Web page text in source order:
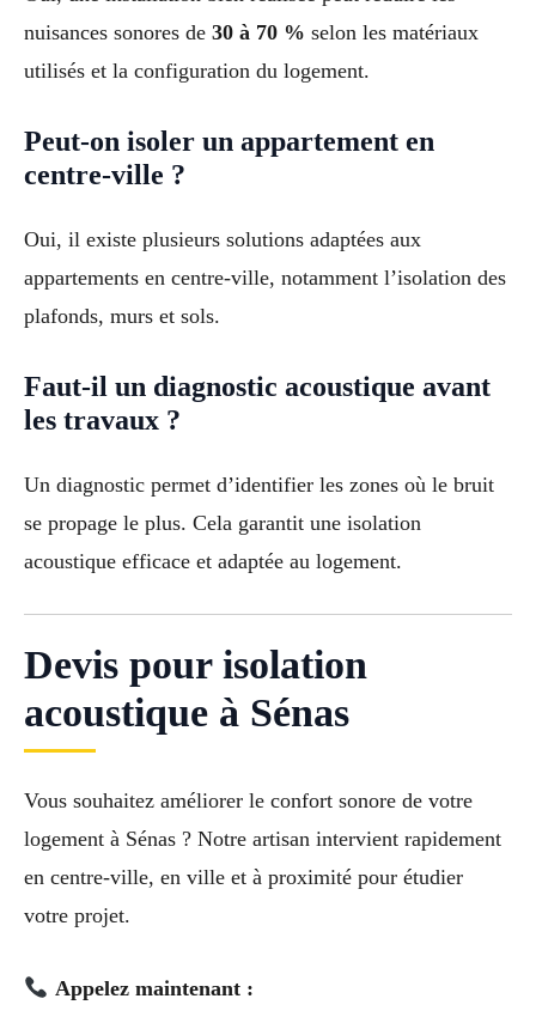
nuisances sonores de 30 à 70 % selon les matériaux
utilisés et la configuration du logement.
Peut-on isoler un appartement en
centre-ville ?
Oui, il existe plusieurs solutions adaptées aux
appartements en centre-ville, notamment l’isolation des
plafonds, murs et sols.
Faut-il un diagnostic acoustique avant
les travaux ?
Un diagnostic permet d’identifier les zones où le bruit
se propage le plus. Cela garantit une isolation
acoustique efficace et adaptée au logement.
Devis pour isolation
acoustique à Sénas
Vous souhaitez améliorer le confort sonore de votre
logement à Sénas ? Notre artisan intervient rapidement
en centre-ville, en ville et à proximité pour étudier
votre projet.
Appelez maintenant :